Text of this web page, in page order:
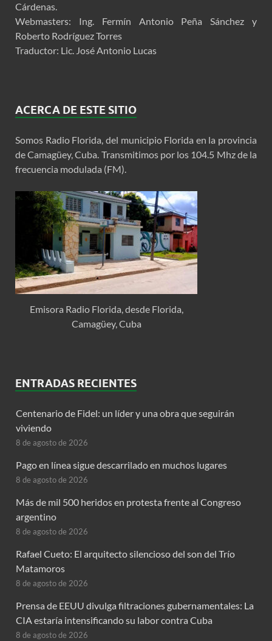
Cárdenas.
Webmasters: Ing. Fermín Antonio Peña Sánchez y
Roberto Rodríguez Torres
Traductor: Lic. José Antonio Lucas
ACERCA DE ESTE SITIO
Somos Radio Florida, del municipio Florida en la provincia
de Camagüey, Cuba. Transmitimos por los 104.5 Mhz de la
frecuencia modulada (FM).
Emisora Radio Florida, desde Florida,
Camagüey, Cuba
ENTRADAS RECIENTES
Centenario de Fidel: un líder y una obra que seguirán
viviendo
8 de agosto de 2026
Pago en línea sigue descarrilado en muchos lugares
8 de agosto de 2026
Más de mil 500 heridos en protesta frente al Congreso
argentino
8 de agosto de 2026
Rafael Cueto: El arquitecto silencioso del son del Trío
Matamoros
8 de agosto de 2026
Prensa de EEUU divulga filtraciones gubernamentales: La
CIA estaría intensificando su labor contra Cuba
8 de agosto de 2026